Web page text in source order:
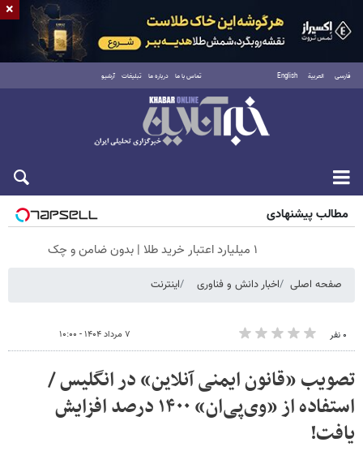
فارسی العربية English تماس با ما درباره ما تبلیغات آرشیو
پنجشنبه ۱۵ مرداد ۱۴۰۵
مطالب پیشنهادی
۱ میلیارد اعتبار خرید طلا | بدون ضامن و چک
صفحه اصلی اخبار دانش و فناوری اینترنت
۰ نفر ۷ مرداد ۱۴۰۴ - ۱۰:۰۰
تصویب «قانون ایمنی آنلاین» در انگلیس /
استفاده از «وی‌پی‌ان» ۱۴۰۰ درصد افزایش
یافت!
×